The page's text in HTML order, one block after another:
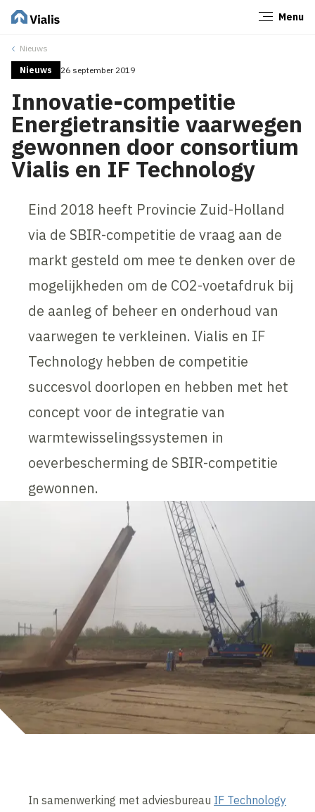
Menu
Nieuws
Nieuws 26 september 2019
Innovatie-competitie
Energietransitie vaarwegen
gewonnen door consortium
Vialis en IF Technology
Eind 2018 heeft Provincie Zuid-Holland
via de SBIR-competitie de vraag aan de
markt gesteld om mee te denken over de
mogelijkheden om de CO2-voetafdruk bij
de aanleg of beheer en onderhoud van
vaarwegen te verkleinen. Vialis en IF
Technology hebben de competitie
succesvol doorlopen en hebben met het
concept voor de integratie van
warmtewisselingssystemen in
oeverbescherming de SBIR-competitie
gewonnen.
In samenwerking met adviesbureau IF Technology
Sluiten